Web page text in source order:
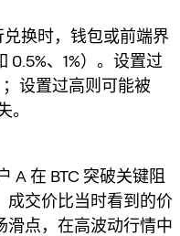
换时，钱包或前端界
、1%）。设置过
设置过高则可能被
。
A 在 BTC 突破关键阻
成交价比当时看到的价
滑点，在高波动行情中